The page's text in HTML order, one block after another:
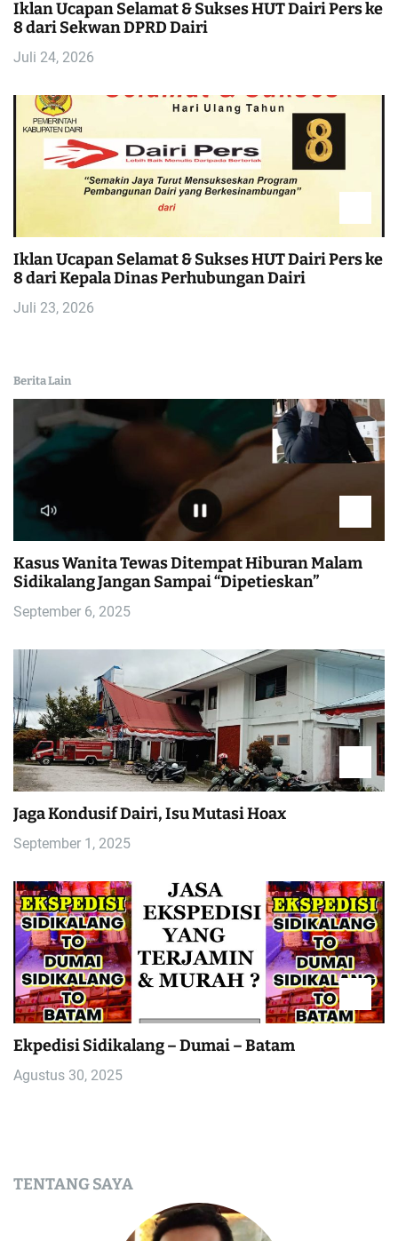
Iklan Ucapan Selamat & Sukses HUT Dairi Pers ke
8 dari Sekwan DPRD Dairi
Juli 24, 2026
Iklan Ucapan Selamat & Sukses HUT Dairi Pers ke
8 dari Kepala Dinas Perhubungan Dairi
Juli 23, 2026
Berita Lain
Kasus Wanita Tewas Ditempat Hiburan Malam
Sidikalang Jangan Sampai “Dipetieskan”
September 6, 2025
Jaga Kondusif Dairi, Isu Mutasi Hoax
September 1, 2025
Ekpedisi Sidikalang – Dumai – Batam
Agustus 30, 2025
TENTANG SAYA